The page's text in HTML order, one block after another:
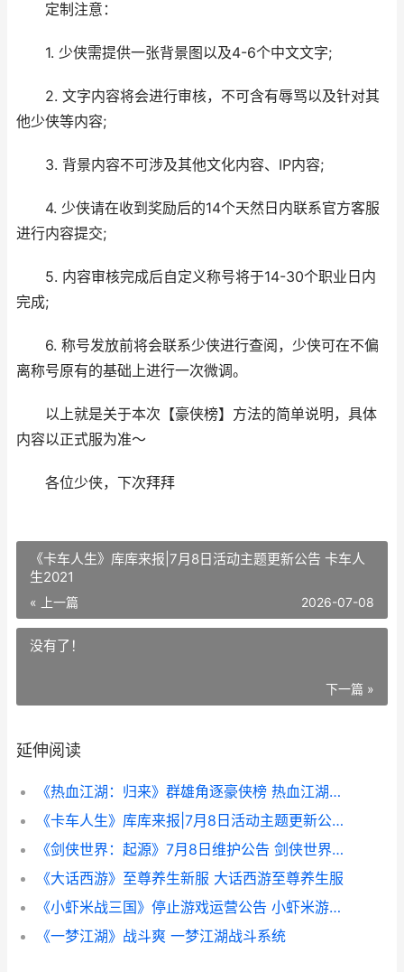
定制注意：
1. 少侠需提供一张背景图以及4-6个中文文字;
2. 文字内容将会进行审核，不可含有辱骂以及针对其
他少侠等内容;
3. 背景内容不可涉及其他文化内容、IP内容;
4. 少侠请在收到奖励后的14个天然日内联系官方客服
进行内容提交;
5. 内容审核完成后自定义称号将于14-30个职业日内
完成;
6. 称号发放前将会联系少侠进行查阅，少侠可在不偏
离称号原有的基础上进行一次微调。
以上就是关于本次【豪侠榜】方法的简单说明，具体
内容以正式服为准～
各位少侠，下次拜拜
《卡车人生》库库来报|7月8日活动主题更新公告 卡车人
生2021
« 上一篇 2026-07-08
没有了！
下一篇 »
延伸阅读
《热血江湖：归来》群雄角逐豪侠榜 热血江湖归来兑换码
《卡车人生》库库来报|7月8日活动主题更新公告 卡车人生2021
《剑侠世界：起源》7月8日维护公告 剑侠世界起源哪个门派更强(最强门派选择推荐)
《大话西游》至尊养生新服 大话西游至尊养生服
《小虾米战三国》停止游戏运营公告 小虾米游戏解说百家号
《一梦江湖》战斗爽 一梦江湖战斗系统